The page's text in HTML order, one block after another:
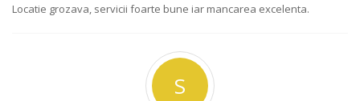
Locatie grozava, servicii foarte bune iar mancarea excelenta.
S